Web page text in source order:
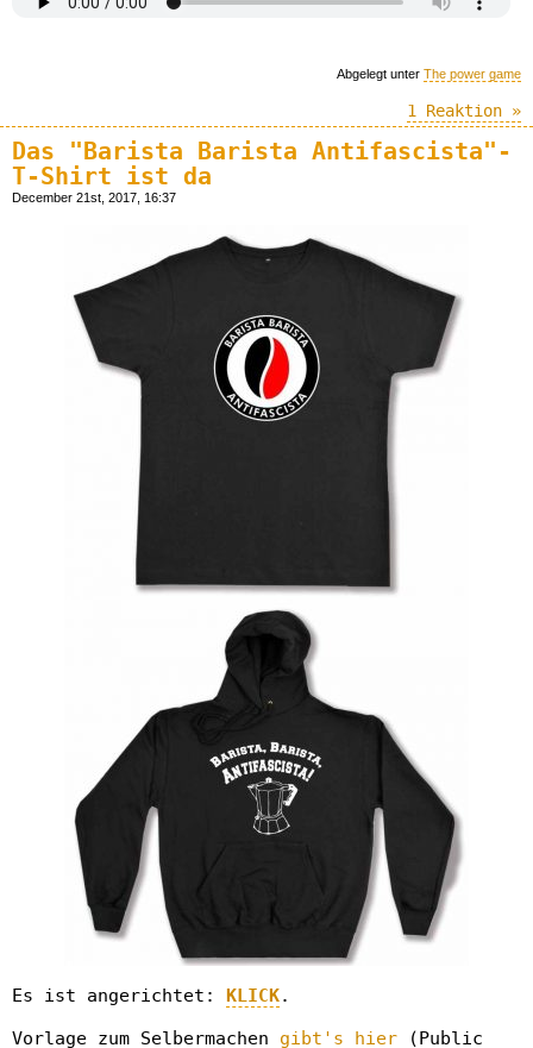
Abgelegt unter The power game
1 Reaktion »
Das "Barista Barista Antifascista"-
T-Shirt ist da
December 21st, 2017, 16:37
Es ist angerichtet: KLICK.
Vorlage zum Selbermachen gibt's hier (Public